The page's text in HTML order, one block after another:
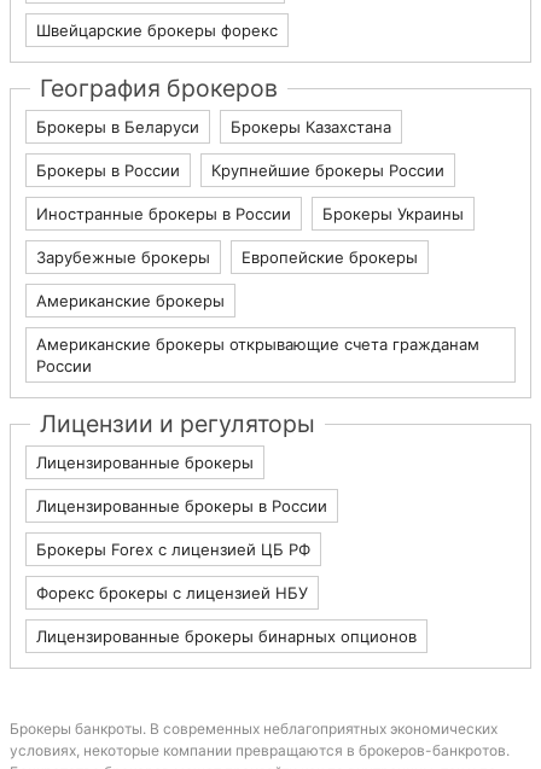
Швейцарские брокеры форекс
География брокеров
Брокеры в Беларуси Брокеры Казахстана
Брокеры в России Крупнейшие брокеры России
Иностранные брокеры в России Брокеры Украины
Зарубежные брокеры Европейские брокеры
Американские брокеры
Американские брокеры открывающие счета гражданам
России
Лицензии и регуляторы
Лицензированные брокеры
Лицензированные брокеры в России
Брокеры Forex с лицензией ЦБ РФ
Форекс брокеры с лицензией НБУ
Лицензированные брокеры бинарных опционов
Брокеры банкроты. В современных неблагоприятных экономических
условиях, некоторые компании превращаются в брокеров-банкротов.